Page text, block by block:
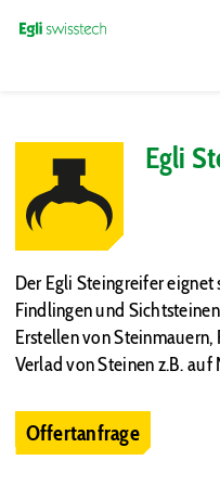
Egli
Der Egli Steingreifer
Findlingen und
Erstellen von
Verlad von Steinen z.B.
Offertanfrage